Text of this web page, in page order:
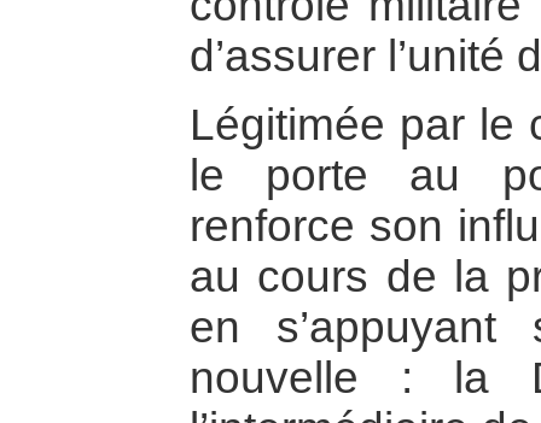
d’assurer l’unité
Légitimée par le
le porte au
renforce son
au cours de la
en s’appuyant
nouvelle : la